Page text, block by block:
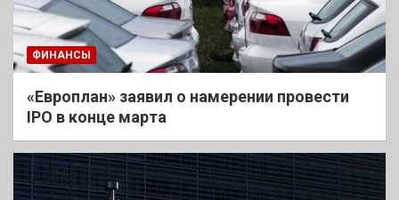
ФИНАНСЫ
«Европлан» заявил о намерении провести
IPO в конце марта